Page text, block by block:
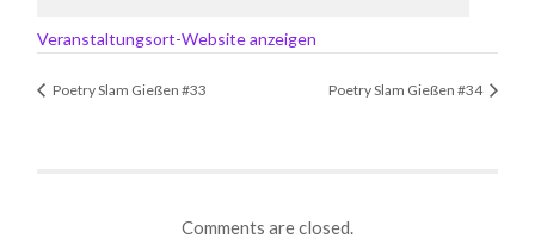
Veranstaltungsort-Website anzeigen
Poetry Slam Gießen #33 Poetry Slam Gießen #34
Comments are closed.